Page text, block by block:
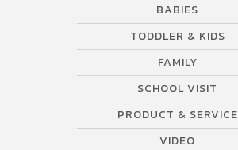
BABIES
TODDLER & KIDS
FAMILY
SCHOOL VISIT
PRODUCT & SERVICE
VIDEO